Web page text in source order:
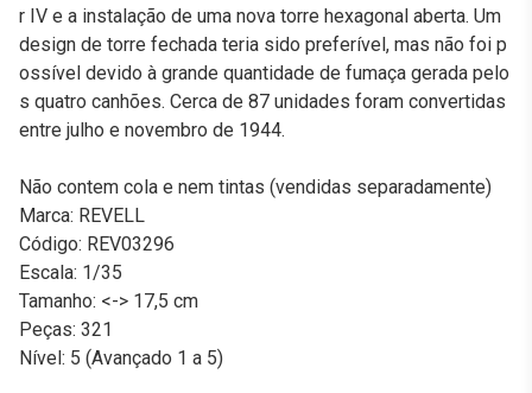
r IV e a instalação de uma nova torre hexagonal aberta. Um
design de torre fechada teria sido preferível, mas não foi p
ossível devido à grande quantidade de fumaça gerada pelo
s quatro canhões. Cerca de 87 unidades foram convertidas
entre julho e novembro de 1944.
Não contem cola e nem tintas (vendidas separadamente)
Marca: REVELL
Código: REV03296
Escala: 1/35
Tamanho: <-> 17,5 cm
Peças: 321
Nível: 5 (Avançado 1 a 5)